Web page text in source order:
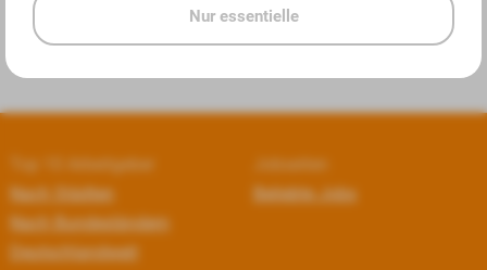
Top 10 Arbeitgeber
Nach Städten
Nach Bundesländern
Deutschlandweit
Jobseiten
Beliebte Jobs
Nur essentielle